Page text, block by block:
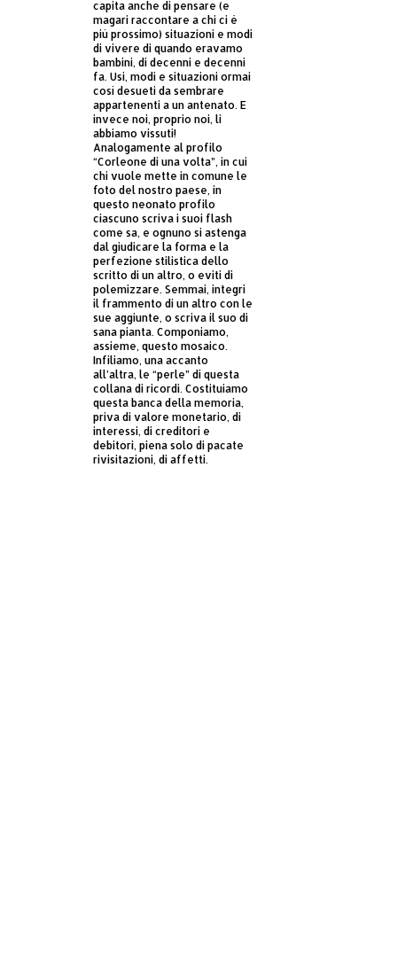
capita anche di pensare (e
magari raccontare a chi ci è
più prossimo) situazioni e modi
di vivere di quando eravamo
bambini, di decenni e decenni
fa. Usi, modi e situazioni ormai
così desueti da sembrare
appartenenti a un antenato. E
invece noi, proprio noi, li
abbiamo vissuti!
Analogamente al profilo
“Corleone di una volta”, in cui
chi vuole mette in comune le
foto del nostro paese, in
questo neonato profilo
ciascuno scriva i suoi flash
come sa, e ognuno si astenga
dal giudicare la forma e la
perfezione stilistica dello
scritto di un altro, o eviti di
polemizzare. Semmai, integri
il frammento di un altro con le
sue aggiunte, o scriva il suo di
sana pianta. Componiamo,
assieme, questo mosaico.
Infiliamo, una accanto
all’altra, le “perle” di questa
collana di ricordi. Costituiamo
questa banca della memoria,
priva di valore monetario, di
interessi, di creditori e
debitori, piena solo di pacate
rivisitazioni, di affetti.